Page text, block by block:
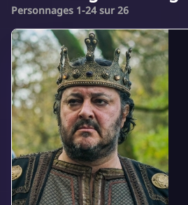
Personnages 1-24 sur 26